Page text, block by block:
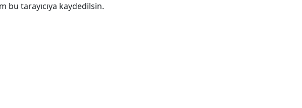
bu tarayıcıya kaydedilsin.